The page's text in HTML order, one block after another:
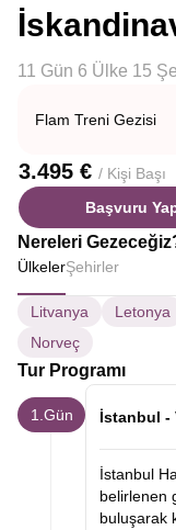
11 Gün 6 Ülke 15
Flam Treni Gezisi
3.495 € / Kişi Başı
Başvuru
Nereleri
ÜlkelerŞehirler
Litvanya Letonya
Norveç
Tur Programı
1.Gün İstanbul -
İstanbul
belirlenen
buluşarak